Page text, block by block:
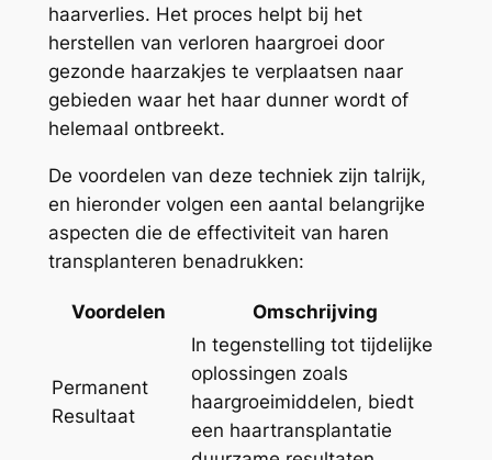
haarverlies. Het proces helpt bij het
herstellen van verloren haargroei door
gezonde haarzakjes te verplaatsen naar
gebieden waar het haar dunner wordt of
helemaal ontbreekt.
De voordelen van deze techniek zijn talrijk,
en hieronder volgen een aantal belangrijke
aspecten die de effectiviteit van haren
transplanteren benadrukken:
Voordelen Omschrijving
Permanent
Resultaat
In tegenstelling tot tijdelijke
oplossingen zoals
haargroeimiddelen, biedt
een haartransplantatie